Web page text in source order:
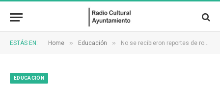
ESTÁS EN: Home » Educación » No se recibieron reportes de robo y vandalismo en las escuelas.
EDUCACIÓN